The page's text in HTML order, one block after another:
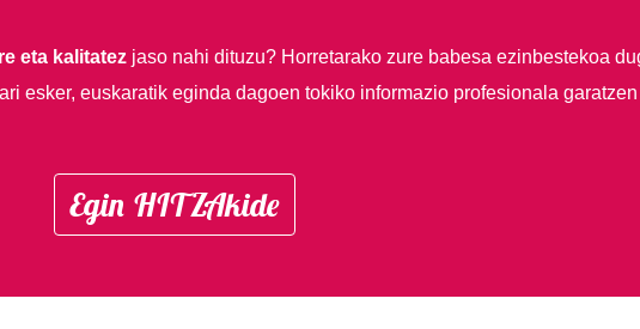
eta kalitatezjaso nahi dituzu? Horretarako zure babesa ezinbestekoa
esker, euskaratik eginda dagoen tokiko informazio profesionala garatzen
Egin HITZAkide